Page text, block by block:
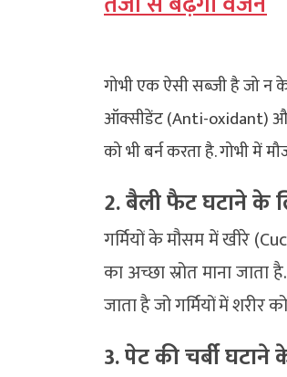
गोभी एक ऐसी सब्जी है जो न
ऑक्सीडेंट (Anti-oxidant)
को भी बर्न करता है. गोभी
2. बैली फैट घटाने के
गर्मियों के मौसम में खीरे
का अच्छा स्रोत माना
जाता है जो गर्मियों में
3. पेट की चर्बी